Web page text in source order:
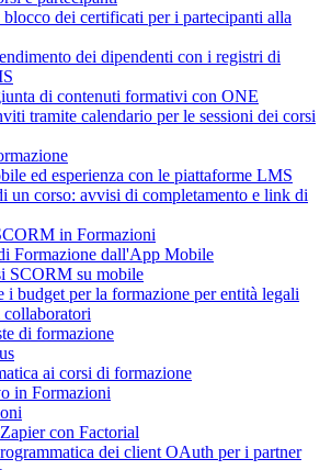
dei certificati per i partecipanti alla
dei dipendenti con i registri di
di contenuti formativi con ONE
tramite calendario per le sessioni dei corsi
ed esperienza con le piattaforme LMS
un corso: avvisi di completamento e link di
in Formazioni
Formazione dall'App Mobile
SCORM su mobile
i budget per la formazione per entità legali
di formazione
ai corsi di formazione
in Formazioni
con Factorial
dei client OAuth per i partner